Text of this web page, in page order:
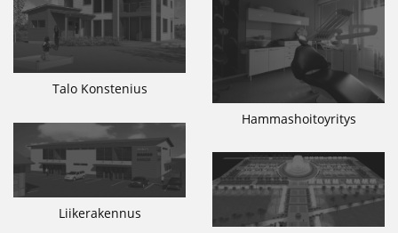
Talo Konstenius
Hammashoitoyritys
Liikerakennus